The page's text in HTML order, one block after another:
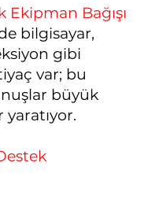
Ekipman Bağışı
bilgisayar,
gibi
var; bu
büyük